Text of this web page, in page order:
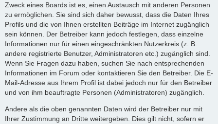
Zweck eines Boards ist es, einen Austausch mit anderen Personen
zu ermöglichen. Sie sind sich daher bewusst, dass die Daten Ihres
Profils und die von Ihnen erstellten Beiträge im Internet zugänglich
sein können. Der Betreiber kann jedoch festlegen, dass einzelne
Informationen nur für einen eingeschränkten Nutzerkreis (z. B.
andere registrierte Benutzer, Administratoren etc.) zugänglich sind.
Wenn Sie Fragen dazu haben, suchen Sie nach entsprechenden
Informationen im Forum oder kontaktieren Sie den Betreiber. Die E-
Mail-Adresse aus Ihrem Profil ist dabei jedoch nur für den Betreiber
und von ihm beauftragte Personen (Administratoren) zugänglich.
Andere als die oben genannten Daten wird der Betreiber nur mit
Ihrer Zustimmung an Dritte weitergeben. Dies gilt nicht, sofern er